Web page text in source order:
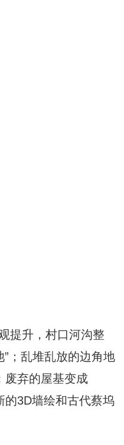
提升，村口河沟整
；乱堆乱放的边角地
废弃的屋基变成
的3D墙绘和古代蔡坞